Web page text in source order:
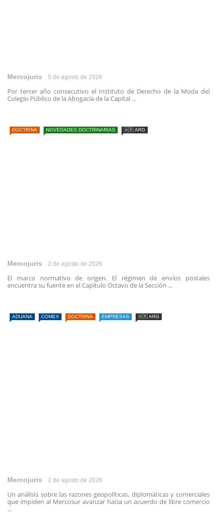
Mercojuris 5 de agosto de 2026
Por tercer año consecutivo el Instituto de Derecho de la Moda del
Colegio Público de la Abogacía de la Capital ...
DOCTRINA NOVEDADES DOCTRINARIAS 🇦🇷 ARG
Mercojuris 2 de agosto de 2026
El marco normativo de origen. El régimen de envíos postales
encuentra su fuente en el Capítulo Octavo de la Sección ...
ADUANA COMEX DOCTRINA EMPRESAS 🇦🇷 ARG
Mercojuris 2 de agosto de 2026
Un análisis sobre las razones geopolíticas, diplomáticas y comerciales
que impiden al Mercosur avanzar hacia un acuerdo de libre comercio
...